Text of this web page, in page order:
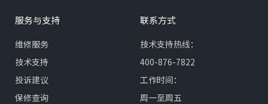
服务与支持
维修服务
技术支持
投诉建议
保修查询
联系方式
技术支持热线：
400-876-7822
工作时间：
周一至周五